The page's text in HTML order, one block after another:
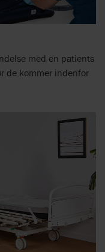
med en patients
de kommer indenfor